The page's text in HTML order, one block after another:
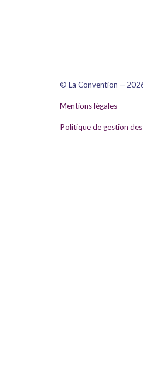
© La Convention –
Mentions légales
Politique de gestion